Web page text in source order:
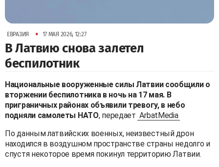
ЕВРАЗИЯ • 17 МАЯ 2026, 12:27
В Латвию снова залетел
беспилотник
Национальные вооруженные силы Латвии сообщили о
вторжении беспилотника в ночь на 17 мая. В
приграничных районах объявили тревогу, в небо
подняли самолеты НАТО, передает ArbatMedia
По данным латвийских военных, неизвестный дрон
находился в воздушном пространстве страны недолго и
спустя некоторое время покинул территорию Латвии.